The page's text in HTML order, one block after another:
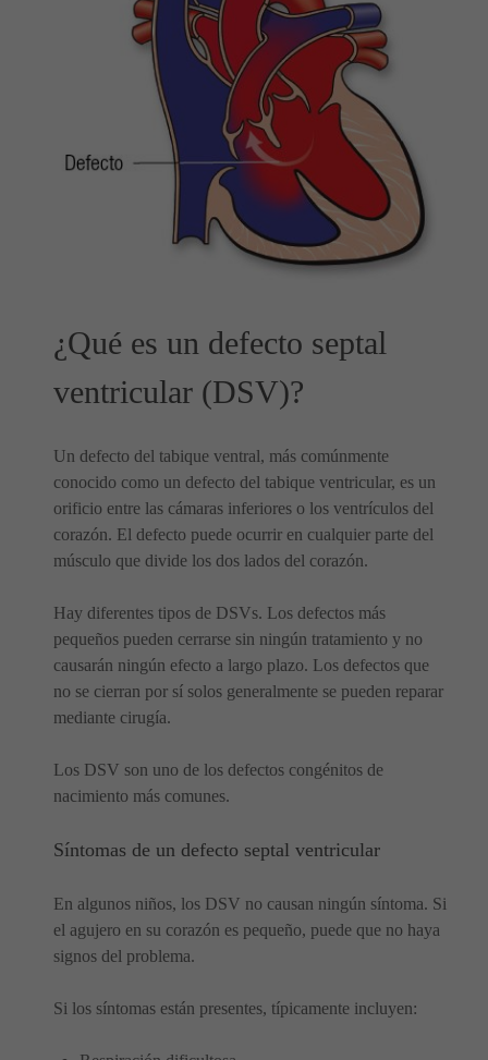
¿Qué es un defecto septal
ventricular (DSV)?
Un defecto del tabique ventral, más comúnmente
conocido como un defecto del tabique ventricular, es un
orificio entre las cámaras inferiores o los ventrículos del
corazón. El defecto puede ocurrir en cualquier parte del
músculo que divide los dos lados del corazón.
Hay diferentes tipos de DSVs. Los defectos más
pequeños pueden cerrarse sin ningún tratamiento y no
causarán ningún efecto a largo plazo. Los defectos que
no se cierran por sí solos generalmente se pueden reparar
mediante cirugía.
Los DSV son uno de los defectos congénitos de
nacimiento más comunes.
Síntomas de un defecto septal ventricular
En algunos niños, los DSV no causan ningún síntoma. Si
el agujero en su corazón es pequeño, puede que no haya
signos del problema.
Si los síntomas están presentes, típicamente incluyen: